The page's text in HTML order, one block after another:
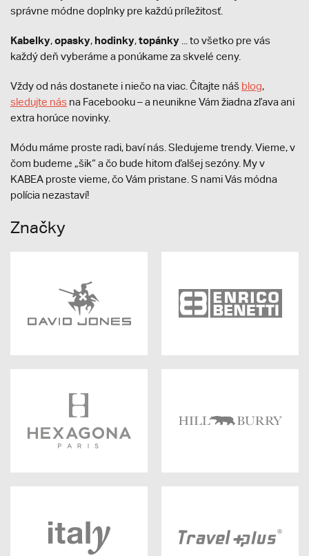
správne módne doplnky pre každú príležitosť.
Kabelky,opasky, hodinky,topánky ... to všetko pre vás
každý deň vyberáme a ponúkame za skvelé ceny.
Vždy od nás dostanete i niečo na viac. Čítajte náš blog,
sledujte nás na Facebooku – a neunikne Vám žiadna zľava ani
extra horúce novinky.
Módu máme proste radi, baví nás. Sledujeme trendy. Vieme, v
čom budeme „šik“ a čo bude hitom ďalšej sezóny. My v
KABEA proste vieme, čo Vám pristane. S nami Vás módna
polícia nezastaví!
Značky